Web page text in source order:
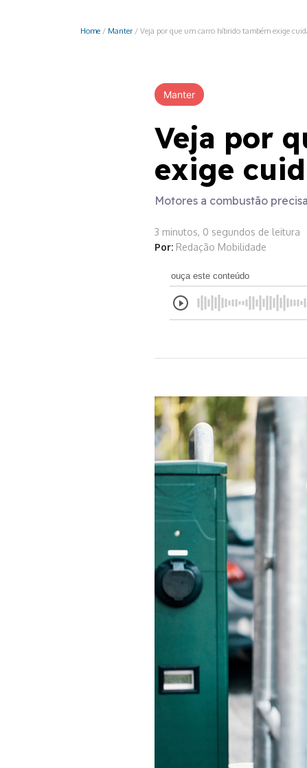
Home / Manter/ Veja por que um carro híbrido também exige
Manter
Veja por
exige
Motores a combustão
3 minutos, 0 segundos de leitura
Por: Redação Mobilidade
ouça este conteúdo